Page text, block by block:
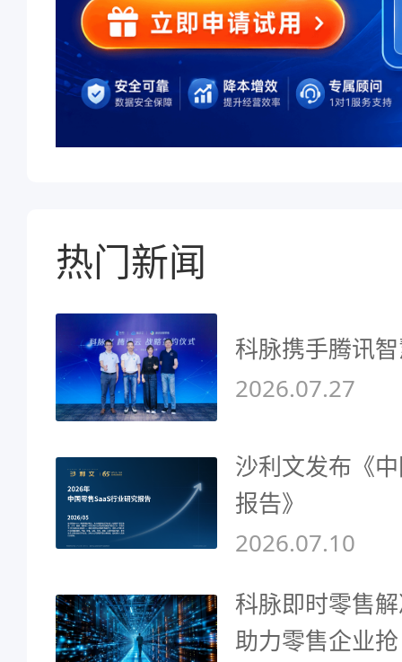
热门新闻
科脉携手腾讯
2026.07.27
沙利文发布《
报告》
2026.07.10
科脉即时零售
助力零售企业